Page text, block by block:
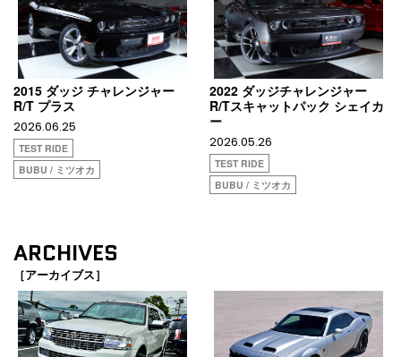
2015 ダッジ チャレンジャー
R/T プラス
2026.06.25
TEST RIDE
BUBU / ミツオカ
2022 ダッジチャレンジャー
R/Tスキャットパック シェイカ
ー
2026.05.26
TEST RIDE
BUBU / ミツオカ
ARCHIVES
［アーカイブス］